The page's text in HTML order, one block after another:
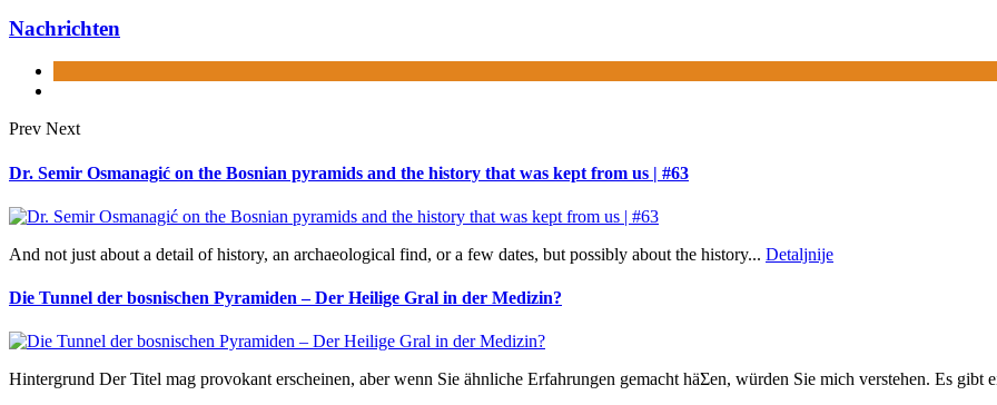
Nachrichten
Prev Next
Dr. Semir Osmanagić on the Bosnian pyramids and the history that was kept from us | #63
And not just about a detail of history, an archaeological find, or a few dates, but possibly about the history... Detaljnije
Die Tunnel der bosnischen Pyramiden – Der Heilige Gral in der Medizin?
Hintergrund Der Titel mag provokant erscheinen, aber wenn Sie ähnliche Erfahrungen gemacht häƩen, würden Sie mich verstehen. Es gibt